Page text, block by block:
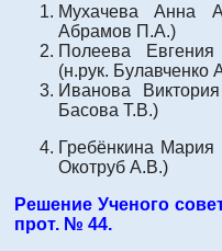
Мухачева Анна
Абрамов П.А.)
Полеева
(н.рук. Булавченко
Иванова
Басова Т.В.)
Гребёнкина Мария
Окотруб А.В.)
Решение Ученого
прот. № 44.